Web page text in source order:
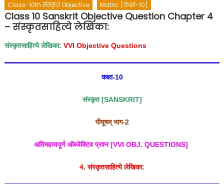
Class-10th संस्कृत Objective Matric [कक्षा-10]
Class 10 Sanskrit Objective Question Chapter 4
– संस्कृतसाहित्ये लेखिका:
संस्कृतसाहित्ये लेखिका: VVI Objective Questions
कक्षा-10
संस्कृत [SANSKRIT]
पीयूषम् भाग-2
अतिमहत्वपूर्ण ऑब्जेक्टिव प्रश्न [VVI OBJ. QUESTIONS]
4. संस्कृतसाहित्ये लेखिका: